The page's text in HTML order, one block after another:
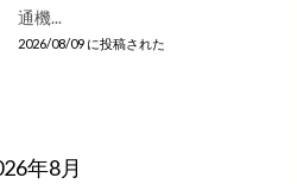
通機...
2026/08/09 に投稿された
年8月